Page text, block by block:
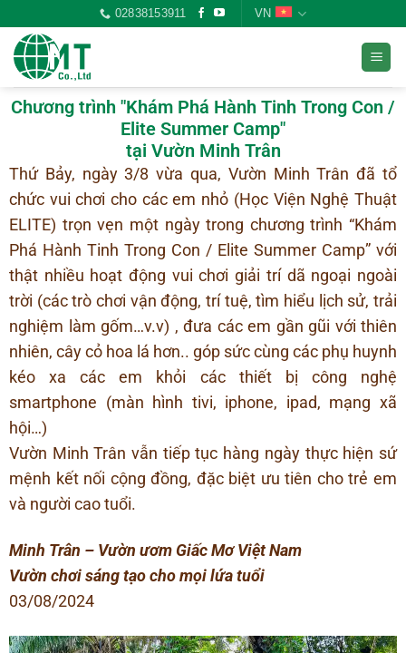
02838153911 VN
Chương trình "Khám Phá Hành Tinh Trong Con /
Elite Summer Camp"
tại Vườn Minh Trân
Thứ Bảy, ngày 3/8 vừa qua, Vườn Minh Trân đã tổ
chức vui chơi cho các em nhỏ (Học Viện Nghệ Thuật
ELITE) trọn vẹn một ngày trong chương trình “Khám
Phá Hành Tinh Trong Con / Elite Summer Camp” với
thật nhiều hoạt động vui chơi giải trí dã ngoại ngoài
trời (các trò chơi vận động, trí tuệ, tìm hiểu lịch sử, trải
nghiệm làm gốm…v.v) , đưa các em gần gũi với thiên
nhiên, cây cỏ hoa lá hơn.. góp sức cùng các phụ huynh
kéo xa các em khỏi các thiết bị công nghệ
smartphone (màn hình tivi, iphone, ipad, mạng xã
hội…)
Vườn Minh Trân vẫn tiếp tục hàng ngày thực hiện sứ
mệnh kết nối cộng đồng, đặc biệt ưu tiên cho trẻ em
và người cao tuổi.
Minh Trân – Vườn ươm Giấc Mơ Việt Nam
Vườn chơi sáng tạo cho mọi lứa tuổi
03/08/2024